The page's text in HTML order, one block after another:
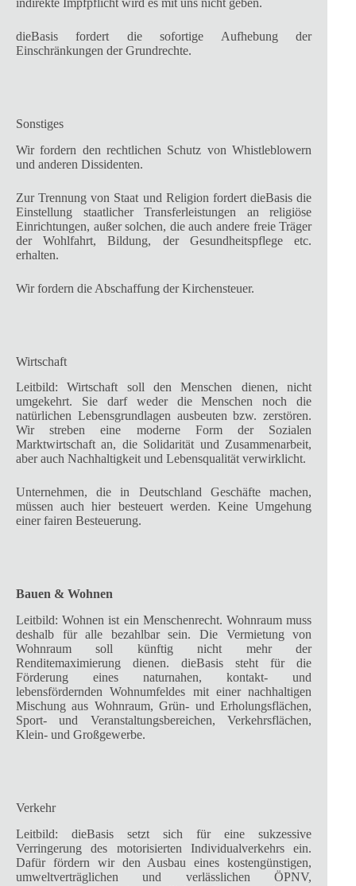
dieBasis fordert die sofortige Aufhebung der
Einschränkungen der Grundrechte.
Sonstiges
Wir fordern den rechtlichen Schutz von Whistleblowern
und anderen Dissidenten.
Zur Trennung von Staat und Religion fordert dieBasis die
Einstellung staatlicher Transferleistungen an religiöse
Einrichtungen, außer solchen, die auch andere freie Träger
der Wohlfahrt, Bildung, der Gesundheitspflege etc.
erhalten.
Wir fordern die Abschaffung der Kirchensteuer.
Wirtschaft
Leitbild: Wirtschaft soll den Menschen dienen, nicht
umgekehrt. Sie darf weder die Menschen noch die
natürlichen Lebensgrundlagen ausbeuten bzw. zerstören.
Wir streben eine moderne Form der Sozialen
Marktwirtschaft an, die Solidarität und Zusammenarbeit,
aber auch Nachhaltigkeit und Lebensqualität verwirklicht.
Unternehmen, die in Deutschland Geschäfte machen,
müssen auch hier besteuert werden. Keine Umgehung
einer fairen Besteuerung.
Bauen & Wohnen
Leitbild: Wohnen ist ein Menschenrecht. Wohnraum muss
deshalb für alle bezahlbar sein. Die Vermietung von
Wohnraum soll künftig nicht mehr der
Renditemaximierung dienen. dieBasis steht für die
Förderung eines naturnahen, kontakt- und
lebensfördernden Wohnumfeldes mit einer nachhaltigen
Mischung aus Wohnraum, Grün- und Erholungsflächen,
Sport- und Veranstaltungsbereichen, Verkehrsflächen,
Klein- und Großgewerbe.
Verkehr
Leitbild: dieBasis setzt sich für eine sukzessive
Verringerung des motorisierten Individualverkehrs ein.
Dafür fördern wir den Ausbau eines kostengünstigen,
umweltverträglichen und verlässlichen ÖPNV,